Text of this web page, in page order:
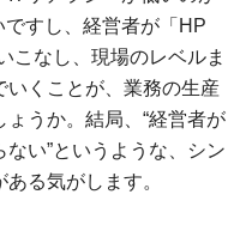
すし、経営者が「HP
こなし、現場のレベルま
いくことが、業務の生産
うか。結局、“経営者が
い”というような、シン
る気がします。